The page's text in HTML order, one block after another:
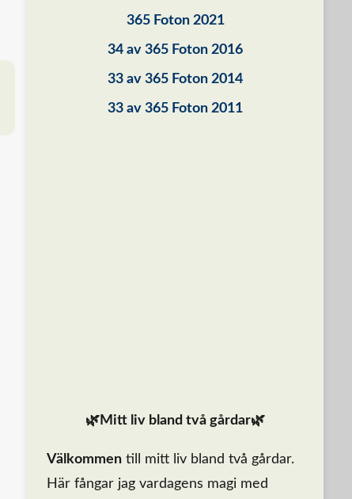
365 Foton 2021
34 av 365 Foton 2016
33 av 365 Foton 2014
33 av 365 Foton 2011
🌿Mitt liv bland två gårdar🌿
Välkommen till mitt liv bland två gårdar.
Här fångar jag vardagens magi med